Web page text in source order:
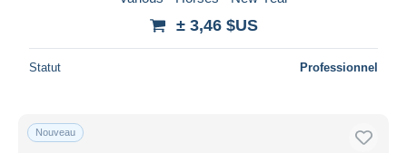
± 3,46 $US
Statut Professionnel
Nouveau